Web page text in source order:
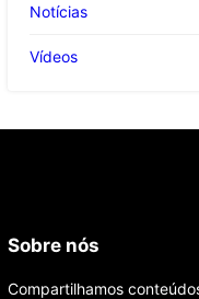
Notícias
Vídeos
Sobre nós
Compartilhamos